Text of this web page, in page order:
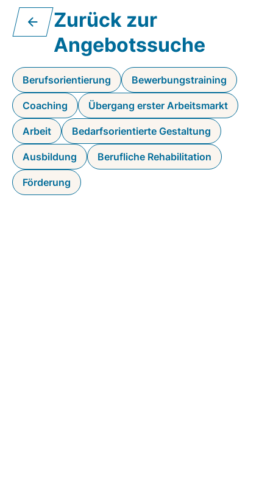
Zurück zur
Angebotssuche
Berufsorientierung Bewerbungstraining
Coaching Übergang erster Arbeitsmarkt
Arbeit Bedarfsorientierte Gestaltung
Ausbildung Berufliche Rehabilitation
Förderung